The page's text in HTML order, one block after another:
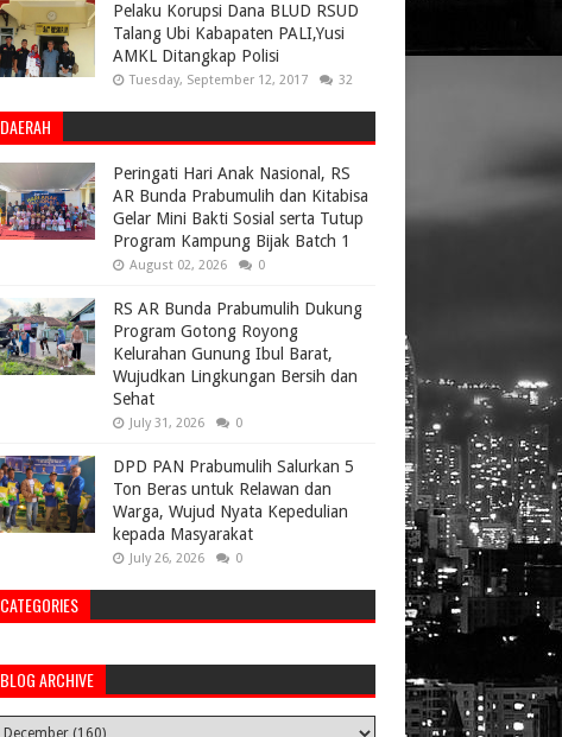
Pelaku Korupsi Dana BLUD RSUD
Talang Ubi Kabapaten PALI,Yusi
AMKL Ditangkap Polisi
Tuesday, September 12, 2017 32
DAERAH
Peringati Hari Anak Nasional, RS
AR Bunda Prabumulih dan Kitabisa
Gelar Mini Bakti Sosial serta Tutup
Program Kampung Bijak Batch 1
August 02, 2026 0
RS AR Bunda Prabumulih Dukung
Program Gotong Royong
Kelurahan Gunung Ibul Barat,
Wujudkan Lingkungan Bersih dan
Sehat
July 31, 2026 0
DPD PAN Prabumulih Salurkan 5
Ton Beras untuk Relawan dan
Warga, Wujud Nyata Kepedulian
kepada Masyarakat
July 26, 2026 0
CATEGORIES
BLOG ARCHIVE